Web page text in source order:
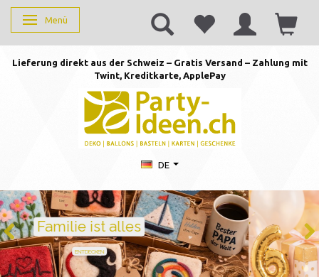
Anzeige ändern
Menü
Lieferung direkt aus der Schweiz – Gratis Versand – Zahlung mit
Twint, Kreditkarte, ApplePay
DE
Geburtstag feiern mit Stil
Ballons · Tischdeko · Karten · Zahlen
GEBURTSTAGSDEKO ENTDECKEN